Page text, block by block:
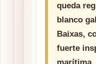
queda
blanco
Baixas,
fuerte
marítima,